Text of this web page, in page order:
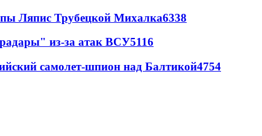
Ляпис Трубецкой Михалка6338
из-за атак ВСУ5116
самолет-шпион над Балтикой4754